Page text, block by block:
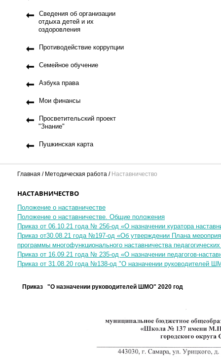
Сведения об организации
отдыха детей и их
оздоровления
Противодействие коррупции
Семейное обучение
Азбука права
Мои финансы
Просветительский проект
"Знание"
Пушкинская карта
Главная Методическая работа Наставничество
НАСТАВНИЧЕСТВО
Положение о наставничестве
Положение о наставничестве. Общие положения
Приказ от 06.10.21 года № 256-од «О назначении куратора
Приказ от30.08.21 года №197-од «Об утверждении Плана
программы многофункционального наставничества
Приказ от 16.09.21 года № 235-од «О назначении педагогов-
Приказ от 31.08.20 года №138-од "О назначении руководителей
Приказ "О назначении руководителей ШМО" 2020 год